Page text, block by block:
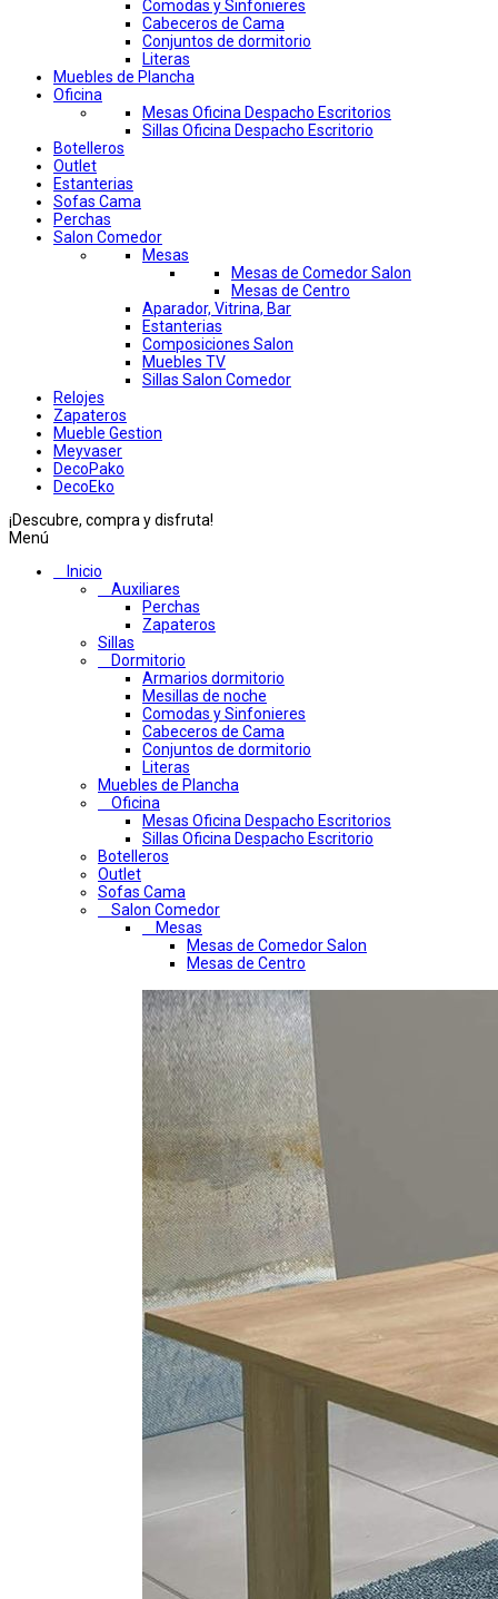
Comodas y Sinfonieres
Cabeceros de Cama
Conjuntos de dormitorio
Literas
Muebles de Plancha
Oficina
Mesas Oficina Despacho Escritorios
Sillas Oficina Despacho Escritorio
Botelleros
Outlet
Estanterias
Sofas Cama
Perchas
Salon Comedor
Mesas
Mesas de Comedor Salon
Mesas de Centro
Aparador, Vitrina, Bar
Estanterias
Composiciones Salon
Muebles TV
Sillas Salon Comedor
Relojes
Zapateros
Mueble Gestion
Meyvaser
DecoPako
DecoEko
¡Descubre, compra y disfruta!
Menú
Inicio
Auxiliares
Perchas
Zapateros
Sillas
Dormitorio
Armarios dormitorio
Mesillas de noche
Comodas y Sinfonieres
Cabeceros de Cama
Conjuntos de dormitorio
Literas
Muebles de Plancha
Oficina
Mesas Oficina Despacho Escritorios
Sillas Oficina Despacho Escritorio
Botelleros
Outlet
Sofas Cama
Salon Comedor
Mesas
Mesas de Comedor Salon
Mesas de Centro